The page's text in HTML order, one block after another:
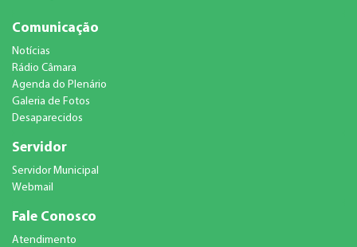
Comunicação
Notícias
Rádio Câmara
Agenda do Plenário
Galeria de Fotos
Desaparecidos
Servidor
Servidor Municipal
Webmail
Fale Conosco
Atendimento